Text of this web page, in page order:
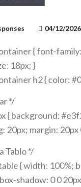
04/12/2026
{ font-
18px; }
h2 { color:
h3 { color:
*/
{ background:
20px; margin:
{ background:
20px; margin: 20px
Tablo */
{ width: 100%;
shadow: 0 0